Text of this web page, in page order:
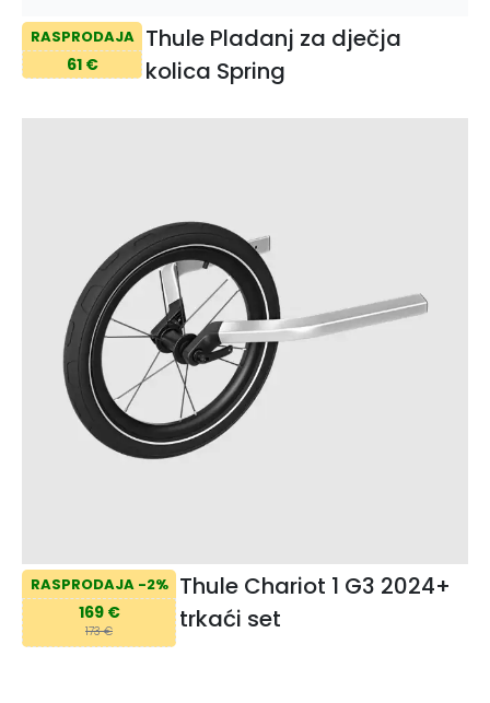
RASPRODAJA
61 €
Thule Pladanj za dječja
kolica Spring
RASPRODAJA -2%
169 €
173 €
Thule Chariot 1 G3 2024+
trkaći set